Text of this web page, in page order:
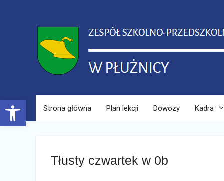
Open toolbarStrona główna Plan lekcji Dowozy Kadra
Tłusty czwartek w 0b